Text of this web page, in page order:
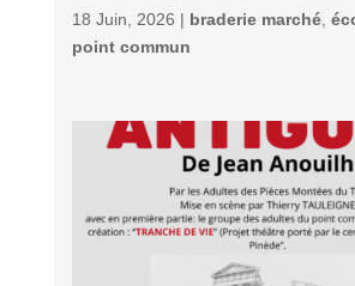
18 Juin, 2026 | braderie marché,
point commun